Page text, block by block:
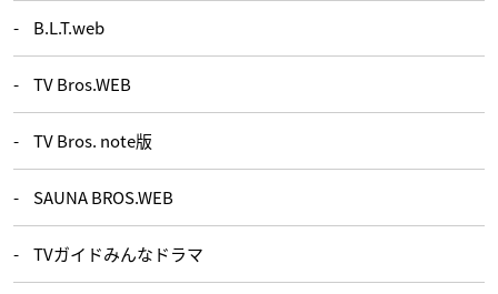
B.L.T.web
TV Bros.WEB
TV Bros. note版
SAUNA BROS.WEB
TVガイドみんなドラマ